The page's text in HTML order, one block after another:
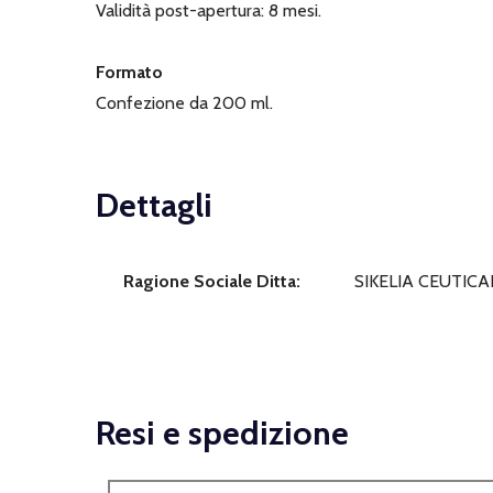
Validità post-apertura: 8 mesi.
Formato
Confezione da 200 ml.
Dettagli
Ragione Sociale Ditta: SIKELIA
Resi e spedizione